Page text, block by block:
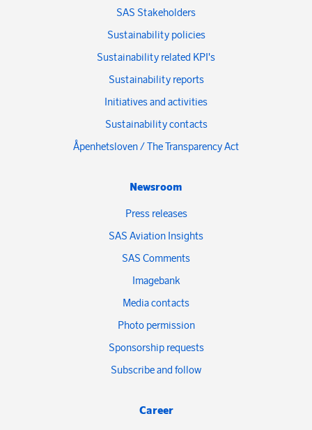
SAS Stakeholders
Sustainability policies
Sustainability related KPI's
Sustainability reports
Initiatives and activities
Sustainability contacts
Åpenhetsloven / The Transparency Act
Newsroom
Press releases
SAS Aviation Insights
SAS Comments
Imagebank
Media contacts
Photo permission
Sponsorship requests
Subscribe and follow
Career